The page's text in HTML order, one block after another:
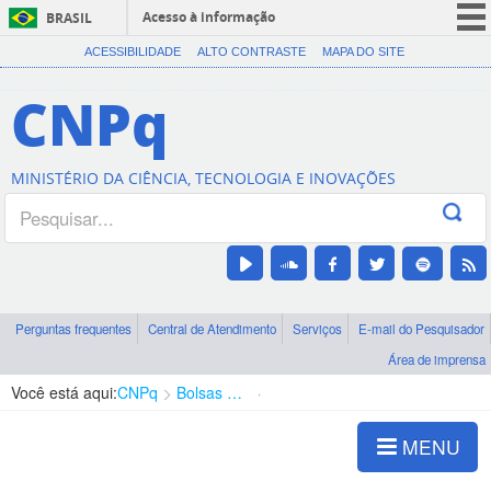
BRASIL
Acesso à informação
CORONAVÍRUS (COVID-19)
Canais
ACESSIBILIDADE ALTO CONTRASTE MAPA DO SITE
CNPq
MINISTÉRIO DA CIÊNCIA, TECNOLOGIA E INOVAÇÕES
Perguntas frequentes Central de Atendimento Serviços
E-mail do Pesquisador
Área de imprensa
Você está aqui:CNPq Bolsas e Auxílios Vigentes
MENU